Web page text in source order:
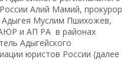
Алий Мамий, прокурор
Адыгея Муслим Пшихожев,
и АП РА в районах
Адыгейского
юристов России (далее